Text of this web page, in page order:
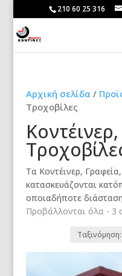
210 60 25 316
Αρχική σελίδα /
Τροχοβίλες
Τα Κοντέινερ,
κατασκευάζονται
οποιαδήποτε διάσταση
Προβάλλονται όλα - 3